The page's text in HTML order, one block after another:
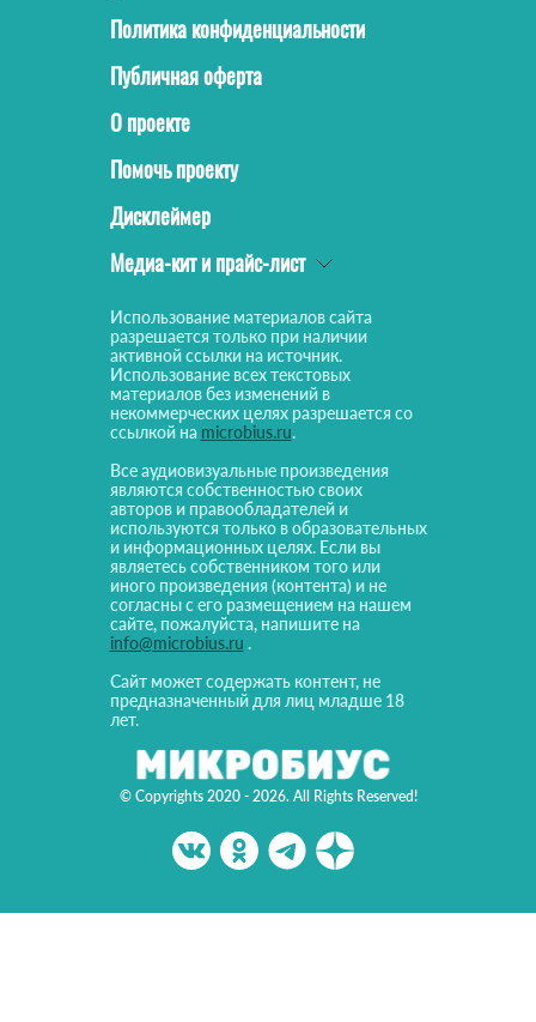
© Copyrights 2020 - 2026. All Rights Reserved!
Политика конфиденциальности
Публичная оферта
О проекте
Помочь проекту
Дисклеймер
Медиа-кит и прайс-лист
Использование материалов сайта
разрешается только при наличии
активной ссылки на источник.
Использование всех текстовых
материалов без изменений в
некоммерческих целях разрешается со
ссылкой на microbius.ru.
Все аудиовизуальные произведения
являются собственностью своих
авторов и правообладателей и
используются только в образовательных
и информационных целях. Если вы
являетесь собственником того или
иного произведения (контента) и не
согласны с его размещением на нашем
сайте, пожалуйста, напишите на
info@microbius.ru .
Сайт может содержать контент, не
предназначенный для лиц младше 18
лет.